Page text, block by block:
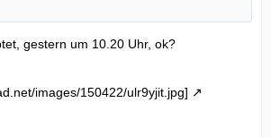
gestern um 10.20 Uhr, ok?
images/150422/ulr9yjit.jpg]